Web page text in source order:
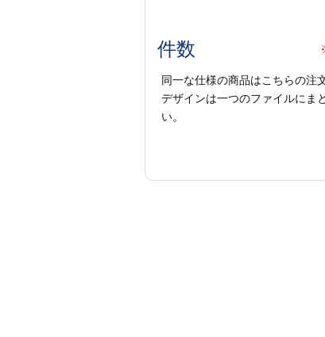
件数
同一な仕様の商品はこちらの注
デザインは一つのファイルにま
い。